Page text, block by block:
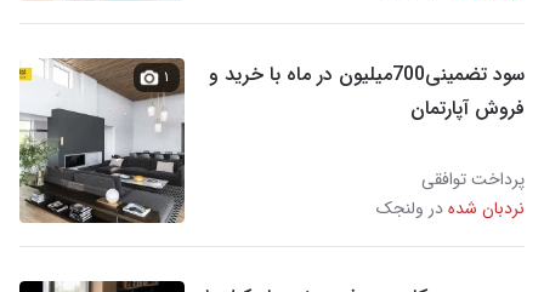
سود تضمینی700میلیون در ماه با خرید و
فروش آپارتمان
پرداخت توافقی
نردبان شدهدر ولنجک
۱